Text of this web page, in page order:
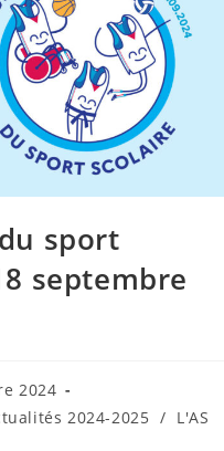
sport
septembre
2024
2024-2025 / L'AS